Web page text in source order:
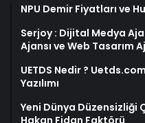
NPU Demir Fiyatları ve
Serjoy : Dijital Medya
Ajansı ve Web Tasarım
UETDS Nedir ?
Yazılımı
Yeni Dünya Düzensizliği
Hakan Fidan Faktörü